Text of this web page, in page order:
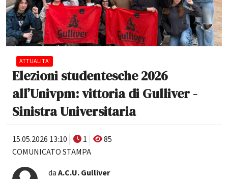
ATTUALITA'
Elezioni studentesche 2026
all’Univpm: vittoria di Gulliver -
Sinistra Universitaria
15.05.2026 13:10 1
85
COMUNICATO STAMPA
daA.C.U. Gulliver